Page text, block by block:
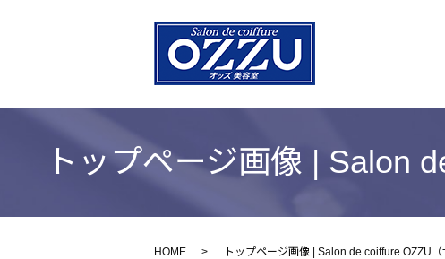
トップページ画像 | Salon
HOME トップページ画像 | Salon de coiffure OZZU